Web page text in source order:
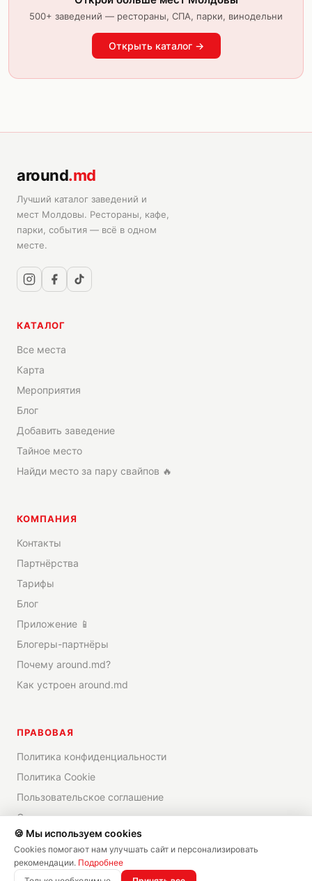
500+ заведений — рестораны, СПА, парки, винодельни
Открыть каталог →
around.md
Лучший каталог заведений и
мест Молдовы. Рестораны, кафе,
парки, события — всё в одном
месте.
КАТАЛОГ
Все места
Карта
Мероприятия
Блог
Добавить заведение
Тайное место
Найди место за пару свайпов 🔥
КОМПАНИЯ
Контакты
Партнёрства
Тарифы
Блог
Приложение 📱
Блогеры-партнёры
Почему around.md?
Как устроен around.md
ПРАВОВАЯ
Политика конфиденциальности
Политика Cookie
Пользовательское соглашение
Отказ от ответственности
©2026around.md —Все права защищены
🍪 Мы используем cookies
Cookies помогают нам улучшать сайт и персонализировать
рекомендации. Подробнее